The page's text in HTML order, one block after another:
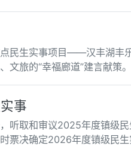
民生实事项目——汉丰湖丰
旅的“幸福廊道”建言献策。
事
听取和审议2025年度镇级
票决确定2026年度镇级民生